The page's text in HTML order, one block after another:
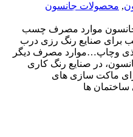
, محصولات جانسون
کاغذی 5سانتی 30یارد جانسون موارد مصرف چسب
برای صنایع رنگ رزی درب
وچاپ…موارد مصرف دیگر
متر 30یارد جانسون، در صنایع رنگ کاری
ماکت سازی های
ها